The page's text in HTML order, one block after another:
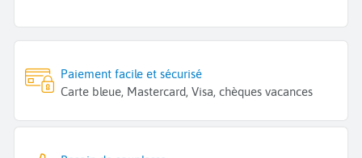
Paiement facile et sécurisé
Carte bleue, Mastercard, Visa, chèques vacances